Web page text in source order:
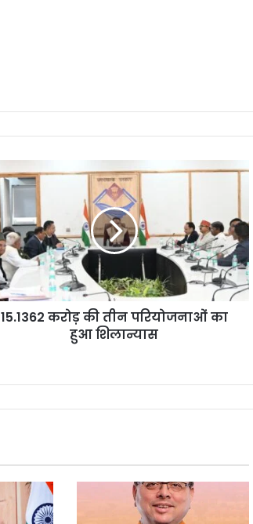
15.1362 करोड़ की तीन परियोजनाओं का
हुआ शिलान्यास